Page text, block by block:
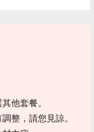
他套餐。
整，請您見諒。